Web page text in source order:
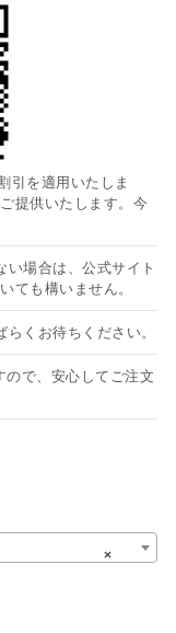
引を適用いたしま
提供いたします。今
い場合は、公式サイト
ても構いません。
くお待ちください。
で、安心してご注文
×